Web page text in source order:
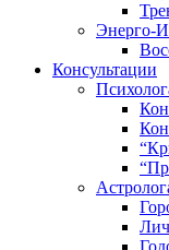
Энерго-
Консультации